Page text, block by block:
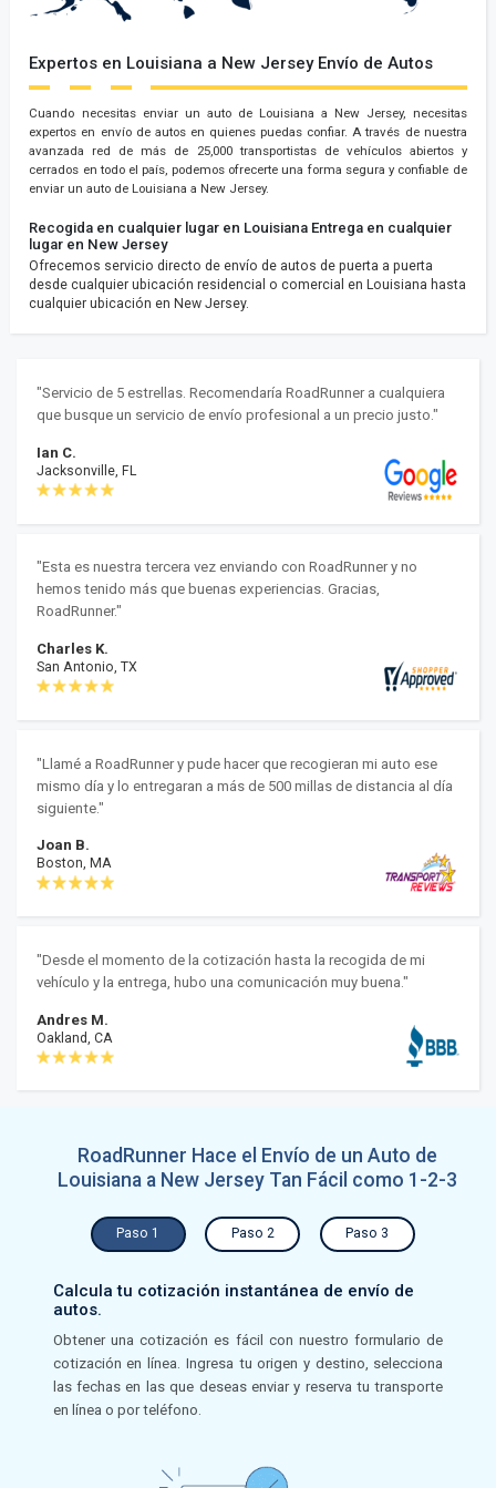
Expertos en Louisiana a New Jersey Envío de Autos
Cuando necesitas enviar un auto de Louisiana a New Jersey, necesitas
expertos en envío de autos en quienes puedas confiar. A través de nuestra
avanzada red de más de 25,000 transportistas de vehículos abiertos y
cerrados en todo el país, podemos ofrecerte una forma segura y confiable de
enviar un auto de Louisiana a New Jersey.
Recogida en cualquier lugar en Louisiana Entrega en cualquier
lugar en New Jersey
Ofrecemos servicio directo de envío de autos de puerta a puerta
desde cualquier ubicación residencial o comercial en Louisiana hasta
cualquier ubicación en New Jersey.
"Servicio de 5 estrellas. Recomendaría RoadRunner a cualquiera
que busque un servicio de envío profesional a un precio justo."
Ian C.
Jacksonville, FL
"Esta es nuestra tercera vez enviando con RoadRunner y no
hemos tenido más que buenas experiencias. Gracias,
RoadRunner."
Charles K.
San Antonio, TX
"Llamé a RoadRunner y pude hacer que recogieran mi auto ese
mismo día y lo entregaran a más de 500 millas de distancia al día
siguiente."
Joan B.
Boston, MA
"Desde el momento de la cotización hasta la recogida de mi
vehículo y la entrega, hubo una comunicación muy buena."
Andres M.
Oakland, CA
RoadRunner Hace el Envío de un Auto de
Louisiana a New Jersey Tan Fácil como 1-2-3
Paso 1 Paso 2 Paso 3
Calcula tu cotización instantánea de envío de
autos.
Obtener una cotización es fácil con nuestro formulario de
cotización en línea. Ingresa tu origen y destino, selecciona
las fechas en las que deseas enviar y reserva tu transporte
en línea o por teléfono.